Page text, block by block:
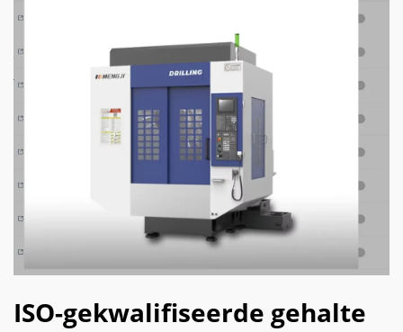
ISO-gekwalifiseerde gehalte